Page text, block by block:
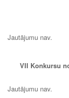
Jautājumu nav.
VII Konkursu
Jautājumu nav.